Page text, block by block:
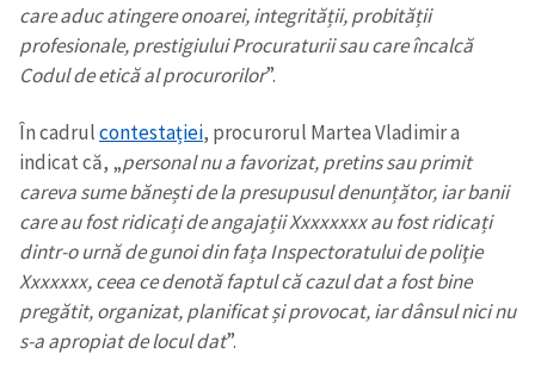
care aduc atingere onoarei, integrității, probității
profesionale, prestigiului Procuraturii sau care încalcă
Codul de etică al procurorilor”.
În cadrulcontestației, procurorul Martea Vladimir a
indicat că, „personal nu a favorizat, pretins sau primit
careva sume bănești de la presupusul denunțător, iar banii
care au fost ridicați de angajații Xxxxxxxx au fost ridicați
dintr-o urnă de gunoi din fața Inspectoratului de poliţie
Xxxxxxx, ceea ce denotă faptul că cazul dat a fost bine
pregătit, organizat, planificat și provocat, iar dânsul nici nu
s-a apropiat de locul dat”.